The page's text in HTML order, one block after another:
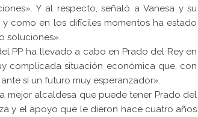
Y al respecto, señaló a Vanesa y su
como en los difíciles momentos ha estado
soluciones».
PP ha llevado a cabo en Prado del Rey en
complicada situación económica que, con
sí un futuro muy esperanzador».
mejor alcaldesa que puede tener Prado del
y el apoyo que le dieron hace cuatro años